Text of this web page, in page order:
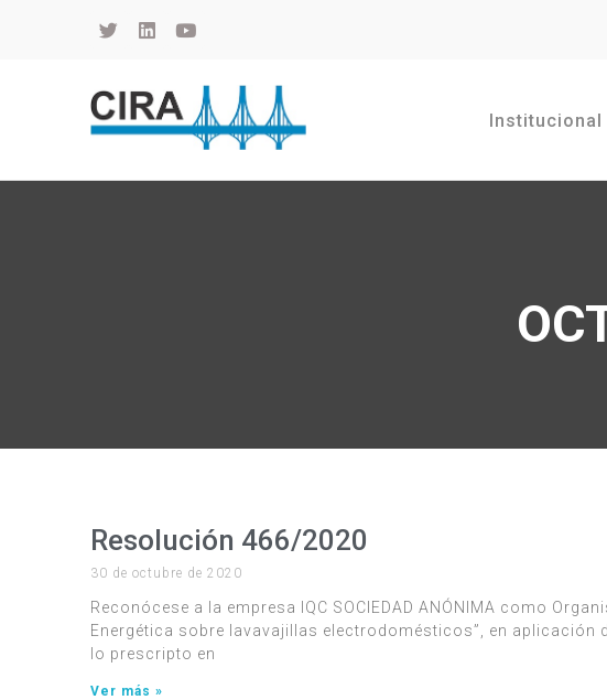
Institucional
Resolución 466/2020
30 de octubre de 2020
Reconócese a la empresa IQC SOCIEDAD ANÓNIMA como
Energética sobre lavavajillas electrodomésticos”, en aplicación
lo prescripto en
Ver más »